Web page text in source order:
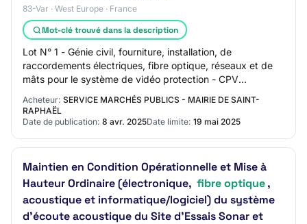
83-Var · West Europe · France
Mot-clé trouvé dans la description
Lot N° 1 - Génie civil, fourniture, installation, de
raccordements électriques, fibre optique, réseaux et de
mâts pour le système de vidéo protection - CPV
35125000 Génie civil, fourniture, installat…
Acheteur: SERVICE MARCHÉS PUBLICS - MAIRIE DE SAINT-
RAPHAËL
Date de publication: 8 avr. 2025Date limite: 19 mai 2025
Maintien en Condition Opérationnelle et Mise à
Hauteur Ordinaire (électronique, fibre optique,
acoustique et informatique/logiciel) du système
d’écoute acoustique du Site d’Essais Sonar et